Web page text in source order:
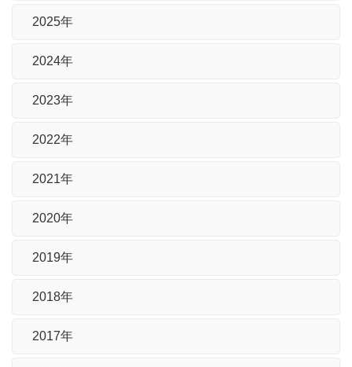
2025年
2024年
2023年
2022年
2021年
2020年
2019年
2018年
2017年